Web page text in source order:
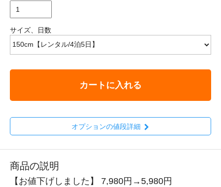
サイズ、日数
カートに入れる
オプションの値段詳細
商品の説明
【お値下げしました】 7,980円→5,980円